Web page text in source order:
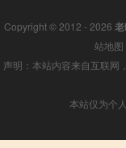
Copyright © 2012 - 2026
站地图
声明：本站内容来自互联网
本站仅为个